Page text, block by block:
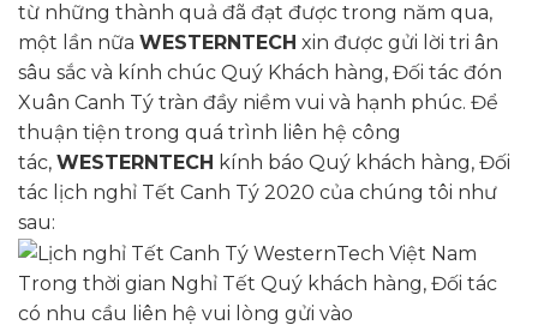
từ những thành quả đã đạt được trong năm qua,
một lần nữa WESTERNTECH xin được gửi lời tri ân
sâu sắc và kính chúc Quý Khách hàng, Đối tác đón
Xuân Canh Tý tràn đầy niềm vui và hạnh phúc. Để
thuận tiện trong quá trình liên hệ công
tác, WESTERNTECH kính báo Quý khách hàng, Đối
tác lịch nghỉ Tết Canh Tý 2020 của chúng tôi như
sau:
Trong thời gian Nghỉ Tết Quý khách hàng, Đối tác
có nhu cầu liên hệ vui lòng gửi vào